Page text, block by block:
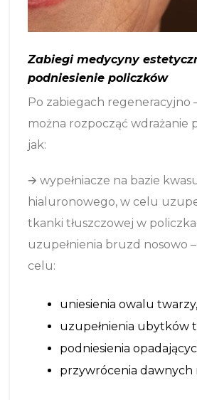
Zabiegi medycyny
podniesienie policzków
Po zabiegach regeneracyjno
można rozpocząć wdrażanie
jak:
🡪 wypełniacze na bazie
hialuronowego, w celu
tkanki tłuszczowej w
uzupełnienia bruzd nosowo
celu:
uniesienia owalu twarzy,
uzupełnienia ubytków
podniesienia
przywrócenia dawnych